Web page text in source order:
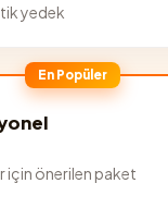
yedek
En Popüler
için önerilen paket